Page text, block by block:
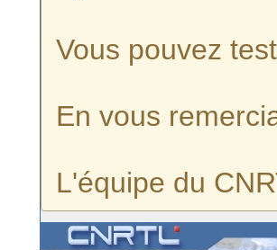
Vous pouvez
En vous
L'équipe du